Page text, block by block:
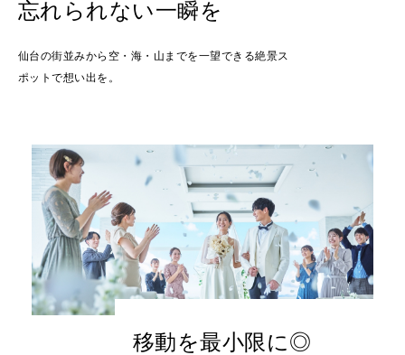
忘れられない一瞬を
仙台の街並みから空・海・山までを一望できる絶景ス
ポットで想い出を。
移動を最小限に◎